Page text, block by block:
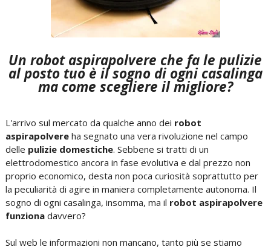
Un robot aspirapolvere che fa le pulizie
al posto tuo è il sogno di ogni casalinga
ma come scegliere il migliore?
L'arrivo sul mercato da qualche anno dei robot
aspirapolvereha segnato una vera rivoluzione nel campo
delle pulizie domestiche. Sebbene si tratti di un
elettrodomestico ancora in fase evolutiva e dal prezzo non
proprio economico, desta non poca curiosità soprattutto per
la peculiarità di agire in maniera completamente autonoma. Il
sogno di ogni casalinga, insomma, ma il robot aspirapolvere
funziona davvero?
Sul web le informazioni non mancano, tanto più se stiamo